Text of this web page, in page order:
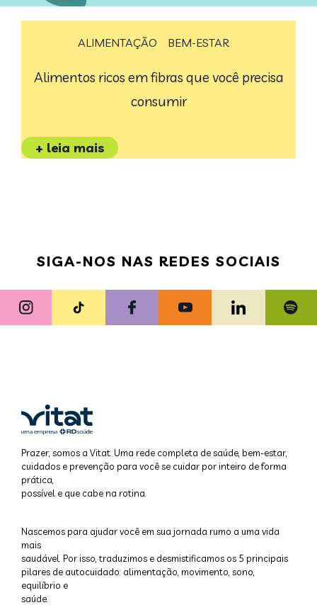
ALIMENTAÇÃO BEM-ESTAR
Alimentos ricos em fibras que você precisa
consumir
+ leia mais
SIGA-NOS NAS REDES SOCIAIS
Prazer, somos a Vitat. Uma rede completa de saúde, bem-estar,
cuidados e prevenção para você se cuidar por inteiro de forma
prática,
possível e que cabe na rotina.
Nascemos para ajudar você em sua jornada rumo a uma vida
mais
saudável. Por isso, traduzimos e desmistificamos os 5 principais
pilares de autocuidado: alimentação, movimento, sono,
equilíbrio e
saúde.